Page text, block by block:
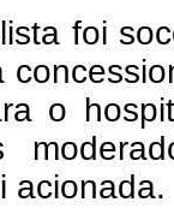
foi
o
acionada.